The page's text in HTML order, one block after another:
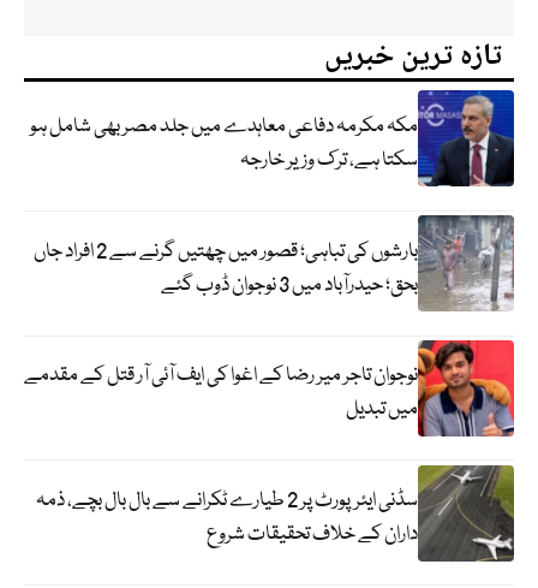
تازہ ترین خبریں
مکہ مکرمہ دفاعی معاہدے میں جلد مصر بھی شامل ہو
سکتا ہے، ترک وزیر خارجہ
بارشوں کی تباہی؛ قصور میں چھتیں گرنے سے 2 افراد جاں
بحق؛ حیدرآباد میں 3 نوجوان ڈوب گئے
نوجوان تاجر میر رضا کے اغوا کی ایف آئی آر قتل کے مقدمے
میں تبدیل
سڈنی ایئرپورٹ پر 2 طیارے ٹکرانے سے بال بال بچے، ذمہ
داران کے خلاف تحقیقات شروع